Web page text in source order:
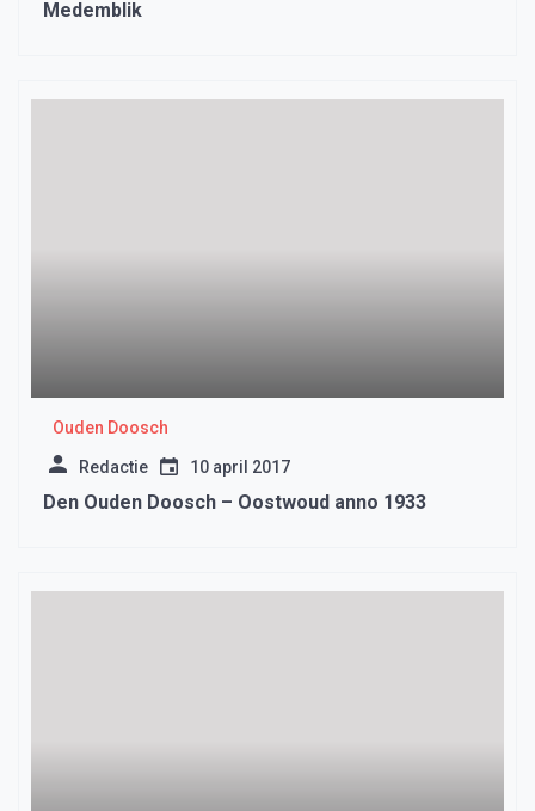
Medemblik
Ouden Doosch
Redactie 10 april 2017
Den Ouden Doosch – Oostwoud anno 1933